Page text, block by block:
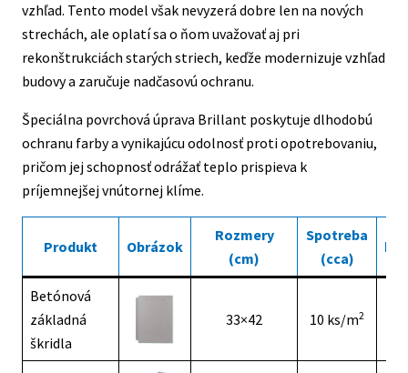
vzhľad. Tento model však nevyzerá dobre len na nových
strechách, ale oplatí sa o ňom uvažovať aj pri
rekonštrukciách starých striech, keďže modernizuje vzhľad
budovy a zaručuje nadčasovú ochranu.
Špeciálna povrchová úprava Brillant poskytuje dlhodobú
ochranu farby a vynikajúcu odolnosť proti opotrebovaniu,
pričom jej schopnosť odrážať teplo prispieva k
príjemnejšej vnútornej klíme.
Produkt Obrázok
Rozmery
(cm)
Spotreba
(cca)
Betónová
základná
škridla
33×42 10 ks/m2